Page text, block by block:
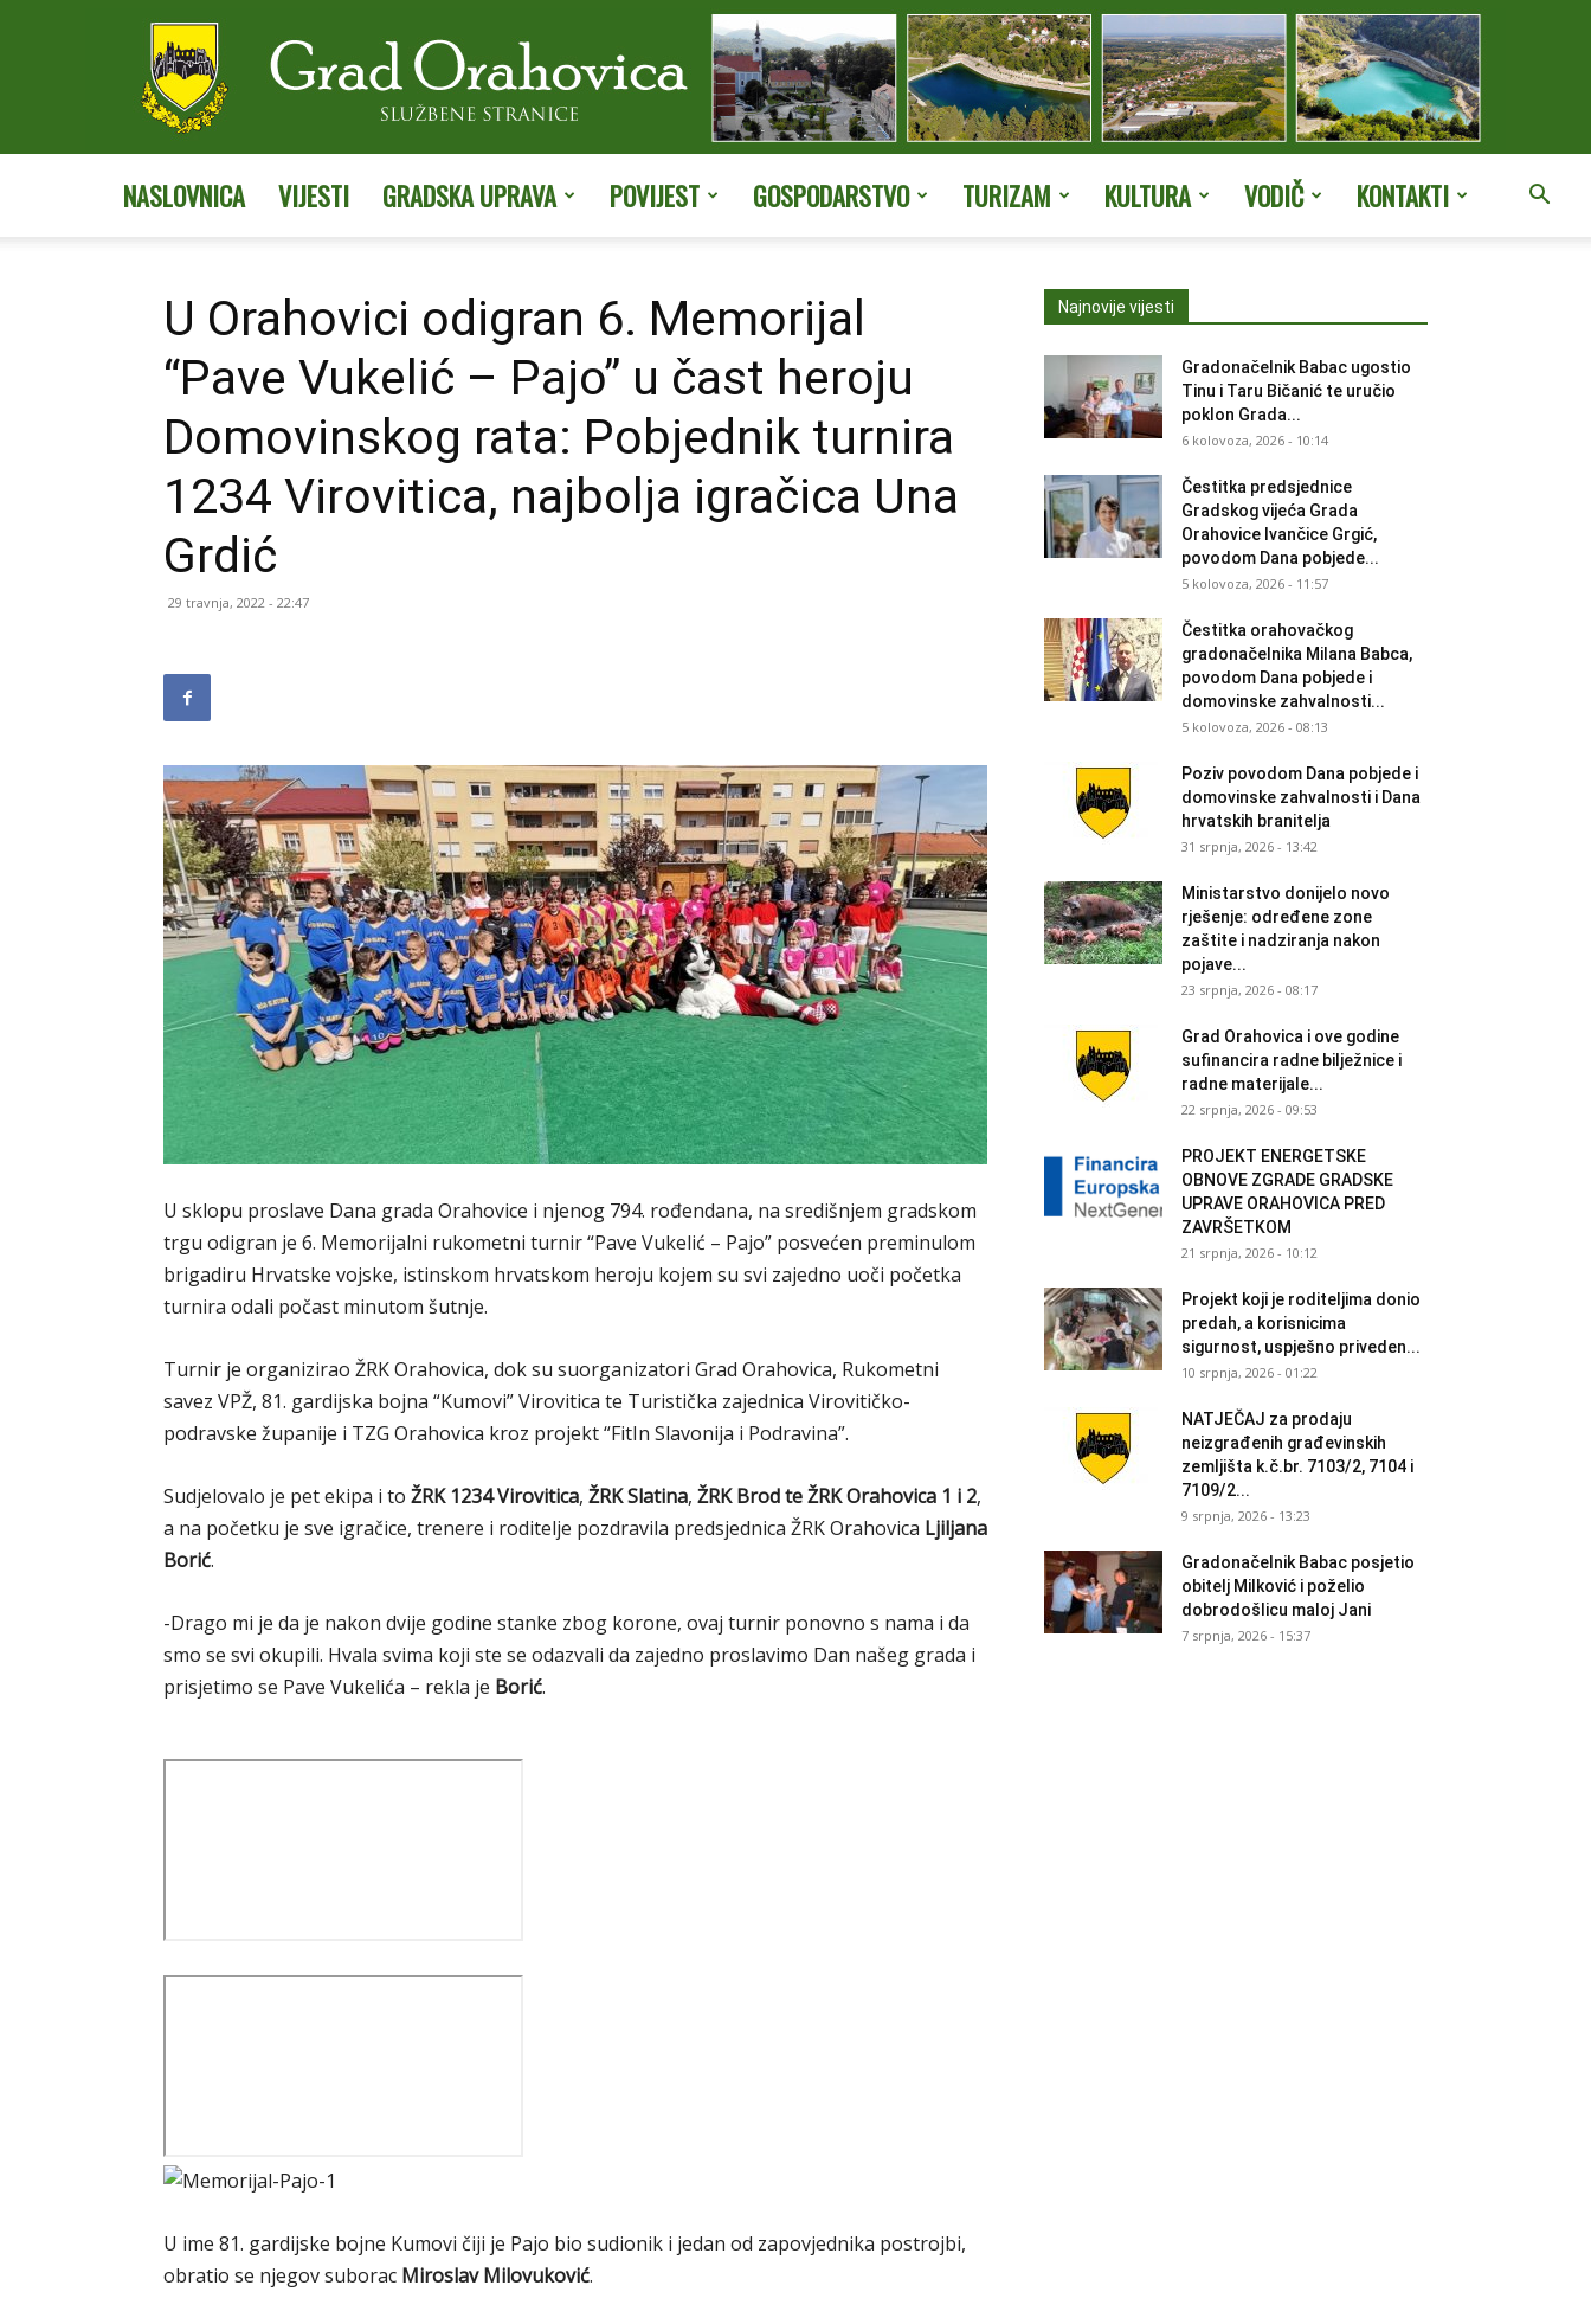
stranice
NASLOVNICA VIJESTI GRADSKA UPRAVA POVIJEST GOSPODARSTVO TURIZAM KULTURA VODIČ KONTAKTI
U Orahovici odigran 6. Memorijal
“Pave Vukelić – Pajo” u čast heroju
Domovinskog rata: Pobjednik turnira
1234 Virovitica, najbolja igračica Una
Grdić
29 travnja, 2022 - 22:47
U sklopu proslave Dana grada Orahovice i njenog 794. rođendana, na središnjem gradskom
trgu odigran je 6. Memorijalni rukometni turnir “Pave Vukelić – Pajo” posvećen preminulom
brigadiru Hrvatske vojske, istinskom hrvatskom heroju kojem su svi zajedno uoči početka
turnira odali počast minutom šutnje.
Turnir je organizirao ŽRK Orahovica, dok su suorganizatori Grad Orahovica, Rukometni
savez VPŽ, 81. gardijska bojna “Kumovi” Virovitica te Turistička zajednica Virovitičko-
podravske županije i TZG Orahovica kroz projekt “FitIn Slavonija i Podravina”.
Sudjelovalo je pet ekipa i to ŽRK 1234 Virovitica, ŽRK Slatina, ŽRK Brod teŽRK Orahovica 1 i 2,
a na početku je sve igračice, trenere i roditelje pozdravila predsjednica ŽRK Orahovica Ljiljana
Borić.
-Drago mi je da je nakon dvije godine stanke zbog korone, ovaj turnir ponovno s nama i da
smo se svi okupili. Hvala svima koji ste se odazvali da zajedno proslavimo Dan našeg grada i
prisjetimo se Pave Vukelića – rekla je Borić.
U ime 81. gardijske bojne Kumovi čiji je Pajo bio sudionik i jedan od zapovjednika postrojbi,
obratio se njegov suborac Miroslav Milovuković.
Najnovije vijesti
Gradonačelnik Babac ugostio
Tinu i Taru Bičanić te uručio
poklon Grada...
6 kolovoza, 2026 - 10:14
Čestitka predsjednice
Gradskog vijeća Grada
Orahovice Ivančice Grgić,
povodom Dana pobjede...
5 kolovoza, 2026 - 11:57
Čestitka orahovačkog
gradonačelnika Milana Babca,
povodom Dana pobjede i
domovinske zahvalnosti...
5 kolovoza, 2026 - 08:13
Poziv povodom Dana pobjede i
domovinske zahvalnosti i Dana
hrvatskih branitelja
31 srpnja, 2026 - 13:42
Ministarstvo donijelo novo
rješenje: određene zone
zaštite i nadziranja nakon
pojave...
23 srpnja, 2026 - 08:17
Grad Orahovica i ove godine
sufinancira radne bilježnice i
radne materijale...
22 srpnja, 2026 - 09:53
PROJEKT ENERGETSKE
OBNOVE ZGRADE GRADSKE
UPRAVE ORAHOVICA PRED
ZAVRŠETKOM
21 srpnja, 2026 - 10:12
Projekt koji je roditeljima donio
predah, a korisnicima
sigurnost, uspješno priveden...
10 srpnja, 2026 - 01:22
NATJEČAJ za prodaju
neizgrađenih građevinskih
zemljišta k.č.br. 7103/2, 7104 i
7109/2...
9 srpnja, 2026 - 13:23
Gradonačelnik Babac posjetio
obitelj Milković i poželio
dobrodošlicu maloj Jani
7 srpnja, 2026 - 15:37